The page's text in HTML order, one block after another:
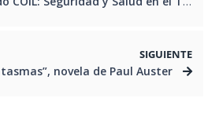
SIGUIENTE
novela de Paul Auster